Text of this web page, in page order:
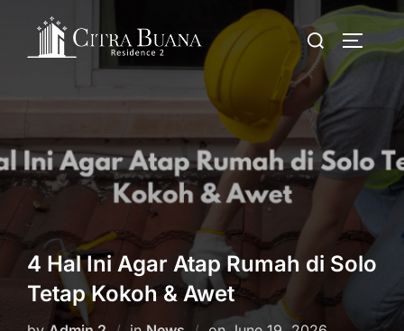
content
Search
for:
4 Hal Ini Agar Atap Rumah di Solo
Tetap Kokoh & Awet